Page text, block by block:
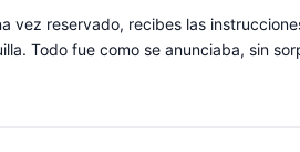
vez reservado, recibes las
Todo fue como se anunciaba, sin